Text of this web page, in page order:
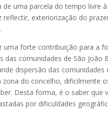
uma parcela do tempo livre
exteriorização do
forte contribuição para a
comunidades de São João
dispersão das comunidades
do concelho, dificilmente
Desta forma, é o saber que
por dificuldades